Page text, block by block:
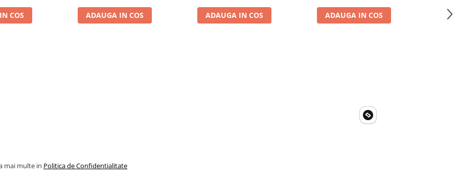
care masoara tensiunea la
COS ADAUGA IN COS ADAUGA IN COS ADAUGA IN COS
mai multe in Politica de Confidentialitate